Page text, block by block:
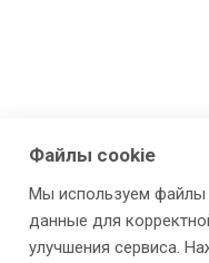
Файлы cookie
Мы используем файлы
данные для
улучшения сервиса.